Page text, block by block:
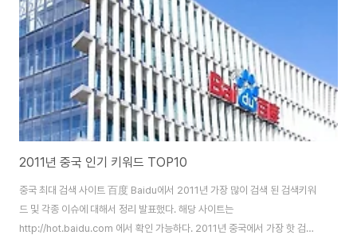
는 것이다.물론 Qzone,Weibo, Renren 과 같은 현지 서비스 사용자가 월등
히 많긴 하지만, VPN을 ..
2011년 중국 인기 키워드 TOP10
중국 최대 검색 사이트 百度 Baidu에서 2011년 가장 많이 검색 된 검색키워
드 및 각종 이슈에 대해서 정리 발표했다. 해당 사이트는
http://hot.baidu.com 에서 확인 가능하다. 2011년 중국에서 가장 핫 검색